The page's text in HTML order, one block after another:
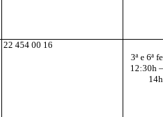
22 454 00 16
3ª e 6ª
12:30h